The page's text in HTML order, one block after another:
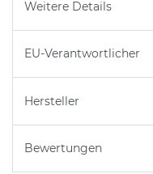
Weitere Details
EU-Verantwortlicher
Hersteller
Bewertungen